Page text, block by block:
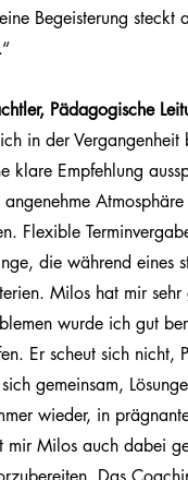
Begeisterung
Pädagogische
in der
klare Empfehlung
angenehme
Flexible
die während eines
Milos hat mir
wurde ich gut
Er scheut sich nicht,
gemeinsam,
wieder, in
mir Milos auch dabei